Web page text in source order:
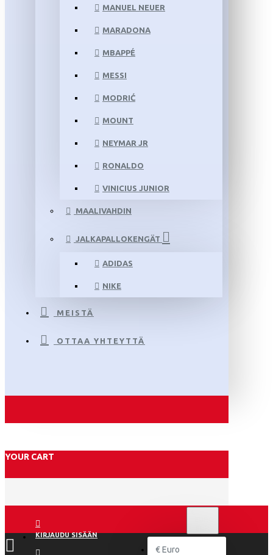
MANUEL NEUER
MARADONA
MBAPPÉ
MESSI
MODRIĆ
MOUNT
NEYMAR JR
RONALDO
VINICIUS JUNIOR
MAALIVAHDIN
JALKAPALLOKENGÄT
ADIDAS
NIKE
MEISTÄ
OTTAA YHTEYTTÄ
YOUR CART
KIRJAUDU SISÄÄN
€ Euro